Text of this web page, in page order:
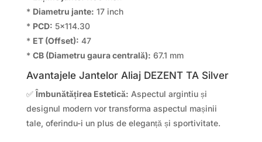
* Diametru jante: 17 inch
* PCD: 5×114.30
* ET (Offset): 47
* CB (Diametru gaura centrală): 67.1 mm
Avantajele Jantelor Aliaj DEZENT TA Silver
✅Îmbunătățirea Estetică: Aspectul argintiu și
designul modern vor transforma aspectul mașinii
tale, oferindu-i un plus de eleganță și sportivitate.